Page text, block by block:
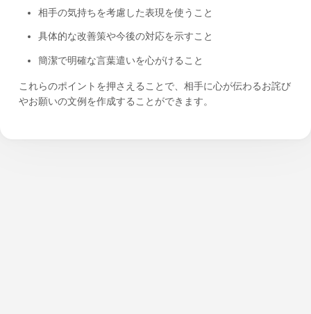
相手の気持ちを考慮した表現を使うこと
具体的な改善策や今後の対応を示すこと
簡潔で明確な言葉遣いを心がけること
これらのポイントを押さえることで、相手に心が伝わるお詫び
やお願いの文例を作成することができます。